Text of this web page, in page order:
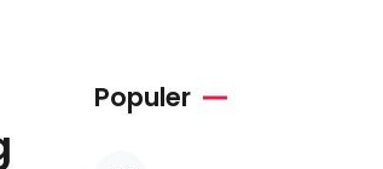
Populer